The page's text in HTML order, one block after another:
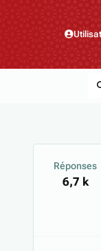
Réponses
6,7 k